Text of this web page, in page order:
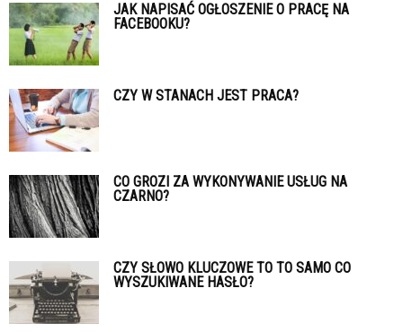
JAK NAPISAĆ OGŁOSZENIE O PRACĘ NA
FACEBOOKU?
CZY W STANACH JEST PRACA?
CO GROZI ZA WYKONYWANIE USŁUG NA
CZARNO?
CZY SŁOWO KLUCZOWE TO TO SAMO CO
WYSZUKIWANE HASŁO?